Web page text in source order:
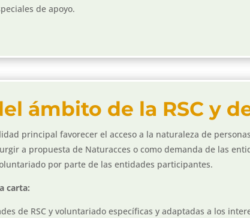
de apoyo.
ámbito de la RSC y
principal favorecer el acceso a la naturaleza de
a propuesta de Naturacces o como demanda de las
por parte de las entidades participantes.
carta:
de RSC y voluntariado específicas y adaptadas a los